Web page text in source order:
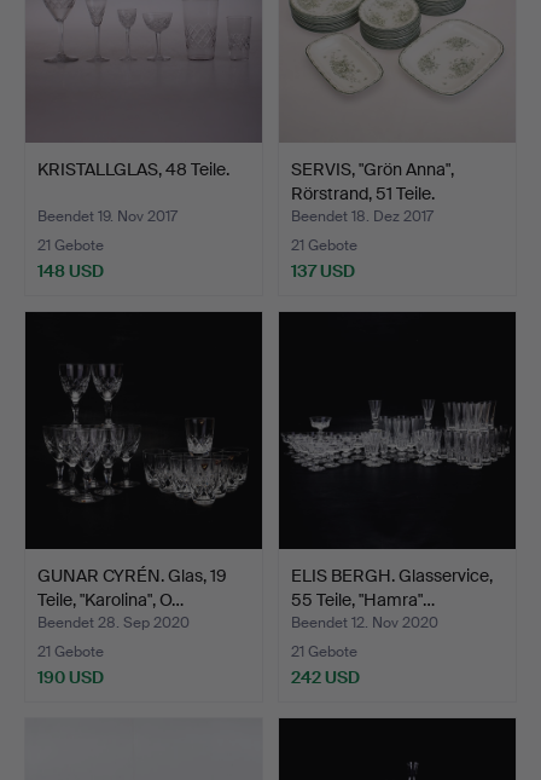
KRISTALLGLAS, 48 Teile.
Beendet 19. Nov 2017
21 Gebote
148 USD
SERVIS, "Grön Anna",
Rörstrand, 51 Teile.
Beendet 18. Dez 2017
21 Gebote
137 USD
GUNAR CYRÉN. Glas, 19
Teile, "Karolina", O…
Beendet 28. Sep 2020
21 Gebote
190 USD
ELIS BERGH. Glasservice,
55 Teile, "Hamra"…
Beendet 12. Nov 2020
21 Gebote
242 USD